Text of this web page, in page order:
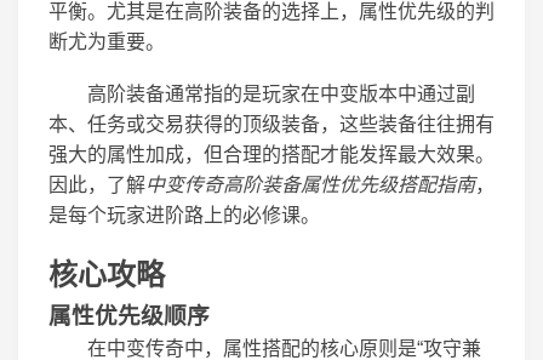
平衡。尤其是在高阶装备的选择上，属性优先级的判
断尤为重要。
高阶装备通常指的是玩家在中变版本中通过副
本、任务或交易获得的顶级装备，这些装备往往拥有
强大的属性加成，但合理的搭配才能发挥最大效果。
因此，了解中变传奇高阶装备属性优先级搭配指南，
是每个玩家进阶路上的必修课。
核心攻略
属性优先级顺序
在中变传奇中，属性搭配的核心原则是“攻守兼